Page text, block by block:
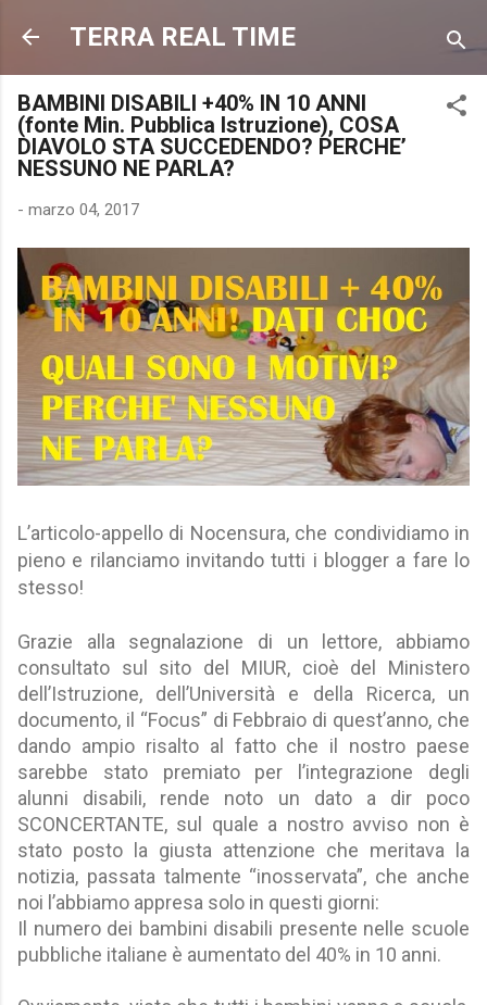
Passa ai contenuti principali
TERRA REAL TIME
BAMBINI DISABILI +40% IN 10 ANNI
(fonte Min. Pubblica Istruzione), COSA
DIAVOLO STA SUCCEDENDO? PERCHE’
NESSUNO NE PARLA?
- marzo 04, 2017
L’articolo-appello di Nocensura, che condividiamo in
pieno e rilanciamo invitando tutti i blogger a fare lo
stesso!
Grazie alla segnalazione di un lettore, abbiamo
consultato sul sito del MIUR, cioè del Ministero
dell’Istruzione, dell’Università e della Ricerca, un
documento, il “Focus” di Febbraio di quest’anno, che
dando ampio risalto al fatto che il nostro paese
sarebbe stato premiato per l’integrazione degli
alunni disabili, rende noto un dato a dir poco
SCONCERTANTE, sul quale a nostro avviso non è
stato posto la giusta attenzione che meritava la
notizia, passata talmente “inosservata”, che anche
noi l’abbiamo appresa solo in questi giorni:
Il numero dei bambini disabili presente nelle scuole
pubbliche italiane è aumentato del 40% in 10 anni.